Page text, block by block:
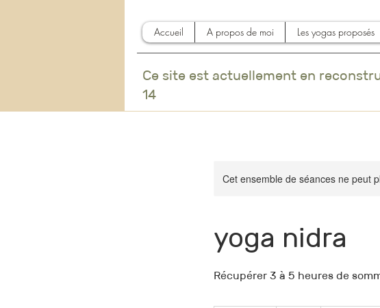
Accueil A propos de moi Les yogas proposés
Ce site est actuellement en
14
Cet ensemble de séances ne peut
yoga nidra
Récupérer 3 à 5 heures de